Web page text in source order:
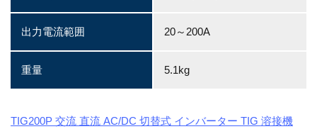
出力電流範囲 20～200A
重量 5.1kg
TIG200P 交流 直流 AC/DC 切替式 インバーター TIG 溶接機